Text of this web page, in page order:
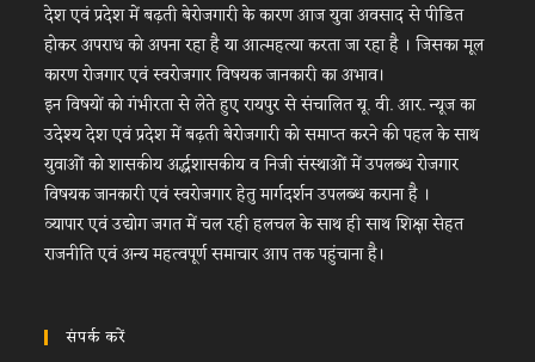
देश एवं प्रदेश में बढ़ती बेरोजगारी के कारण आज युवा अवसाद से पीडित
होकर अपराध को अपना रहा है या आत्महत्या करता जा रहा है । जिसका मूल
कारण रोजगार एवं स्वरोजगार विषयक जानकारी का अभाव।
इन विषयों को गंभीरता से लेते हुए रायपुर से संचालित यू. वी. आर. न्यूज का
उदेश्य देश एवं प्रदेश में बढ़ती बेरोजगारी को समाप्त करने की पहल के साथ
युवाओं को शासकीय अर्द्धशासकीय व निजी संस्थाओं में उपलब्ध रोजगार
विषयक जानकारी एवं स्वरोजगार हेतु मार्गदर्शन उपलब्ध कराना है ।
व्यापार एवं उद्योग जगत में चल रही हलचल के साथ ही साथ शिक्षा सेहत
राजनीति एवं अन्य महत्वपूर्ण समाचार आप तक पहुंचाना है।
संपर्क करें